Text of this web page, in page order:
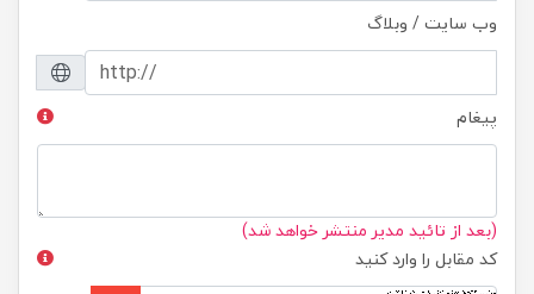
وب سایت / وبلاگ
پیغام
(بعد از تائید مدیر منتشر خواهد شد)
کد مقابل را وارد کنید